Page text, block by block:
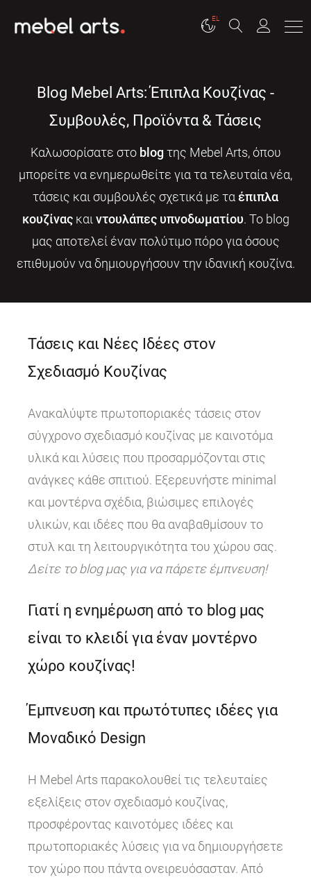
EL
Blog Mebel Arts: Έπιπλα Κουζίνας -
Συμβουλές, Προϊόντα & Τάσεις
Καλωσορίσατε στο blogτης Mebel Arts, όπου
μπορείτε να ενημερωθείτε για τα τελευταία νέα,
τάσεις και συμβουλές σχετικά με τα έπιπλα
κουζίναςκαι ντουλάπες υπνοδωματίου. Το blog
μας αποτελεί έναν πολύτιμο πόρο για όσους
επιθυμούν να δημιουργήσουν την ιδανική κουζίνα.
Τάσεις και Νέες Ιδέες στον
Σχεδιασμό Κουζίνας
Ανακαλύψτε πρωτοποριακές τάσεις στον
σύγχρονο σχεδιασμό κουζίνας με καινοτόμα
υλικά και λύσεις που προσαρμόζονται στις
ανάγκες κάθε σπιτιού. Εξερευνήστε minimal
και μοντέρνα σχέδια, βιώσιμες επιλογές
υλικών, και ιδέες που θα αναβαθμίσουν το
στυλ και τη λειτουργικότητα του χώρου σας.
Δείτε το blog μας για να πάρετε έμπνευση!
Γιατί η ενημέρωση από το blog μας
είναι το κλειδί για έναν μοντέρνο
χώρο κουζίνας!
Έμπνευση και πρωτότυπες ιδέες για
Μοναδικό Design
Η Mebel Arts παρακολουθεί τις τελευταίες
εξελίξεις στον σχεδιασμό κουζίνας,
προσφέροντας καινοτόμες ιδέες και
πρωτοποριακές λύσεις για να δημιουργήσετε
τον χώρο που πάντα ονειρευόσασταν. Από